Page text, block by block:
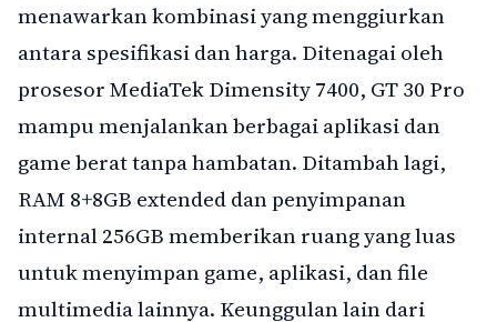
menawarkan kombinasi yang menggiurkan
antara spesifikasi dan harga. Ditenagai oleh
prosesor MediaTek Dimensity 7400, GT 30 Pro
mampu menjalankan berbagai aplikasi dan
game berat tanpa hambatan. Ditambah lagi,
RAM 8+8GB extended dan penyimpanan
internal 256GB memberikan ruang yang luas
untuk menyimpan game, aplikasi, dan file
multimedia lainnya. Keunggulan lain dari